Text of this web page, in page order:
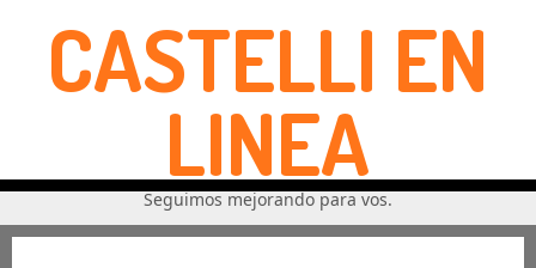
CASTELLI EN
LINEA
Seguimos mejorando para vos.